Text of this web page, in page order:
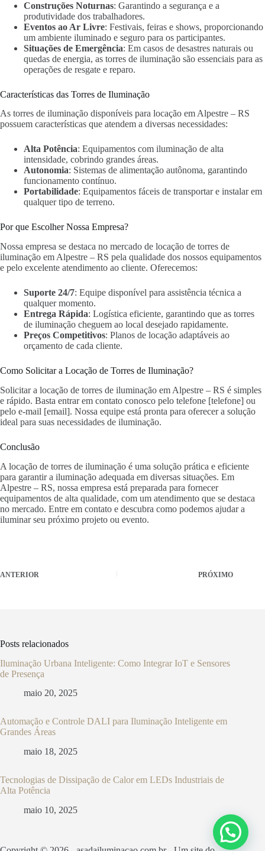
Construções Noturnas: Garantindo a segurança e a
produtividade dos trabalhadores.
Eventos ao Ar Livre: Festivais, feiras e shows, proporcionando
um ambiente iluminado e seguro para os participantes.
Situações de Emergência: Em casos de desastres naturais ou
quedas de energia, as torres de iluminação são essenciais para as
operações de resgate e reparo.
Características das Torres de Iluminação
As torres de iluminação disponíveis para locação em Alpestre – RS
possuem características que atendem a diversas necessidades:
Alta Potência: Equipamentos com iluminação de alta
intensidade, cobrindo grandes áreas.
Autonomia: Sistemas de alimentação autônoma, garantindo
funcionamento contínuo.
Portabilidade: Equipamentos fáceis de transportar e instalar em
qualquer tipo de terreno.
Por que Escolher Nossa Empresa?
Nossa empresa se destaca no mercado de locação de torres de
iluminação em Alpestre – RS pela qualidade dos nossos equipamentos
e pelo excelente atendimento ao cliente. Oferecemos:
Suporte 24/7: Equipe disponível para assistência técnica a
qualquer momento.
Entrega Rápida: Logística eficiente, garantindo que as torres
de iluminação cheguem ao local desejado rapidamente.
Preços Competitivos: Planos de locação adaptáveis ao
orçamento de cada cliente.
Como Solicitar a Locação de Torres de Iluminação?
Solicitar a locação de torres de iluminação em Alpestre – RS é simples
e rápido. Basta entrar em contato conosco pelo telefone [telefone] ou
pelo e-mail [email]. Nossa equipe está pronta para oferecer a solução
ideal para suas necessidades de iluminação.
Conclusão
A locação de torres de iluminação é uma solução prática e eficiente
para garantir a iluminação adequada em diversas situações. Em
Alpestre – RS, nossa empresa está preparada para fornecer
equipamentos de alta qualidade, com um atendimento que se destaca
no mercado. Entre em contato e descubra como podemos ajudar a
iluminar seu próximo projeto ou evento.
ANTERIOR PRÓXIMO
Posts relacionados
Iluminação Urbana Inteligente: Como Integrar IoT e Sensores
de Presença
maio 20, 2025
Automação e Controle DALI para Iluminação Inteligente em
Grandes Áreas
maio 18, 2025
Tecnologias de Dissipação de Calor em LEDs Industriais de
Alta Potência
maio 10, 2025